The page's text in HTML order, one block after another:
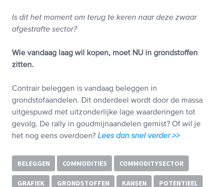
Is dit het moment om terug te keren naar deze zwaar
afgestrafte sector?
Wie vandaag laag wil kopen, moet NU in grondstoffen
zitten.
Contrair beleggen is vandaag beleggen in
grondstofaandelen. Dit onderdeel wordt door de massa
uitgespuwd met uitzonderlijke lage waarderingen tot
gevolg. De rally in goudmijnaandelen gemist? Of wil je
het nog eens overdoen? Lees dan snel verder >>
BELEGGEN COMMODITIES COMMODITYSECTOR
GRAFIEK GRONDSTOFFEN KANSEN POTENTIEEL